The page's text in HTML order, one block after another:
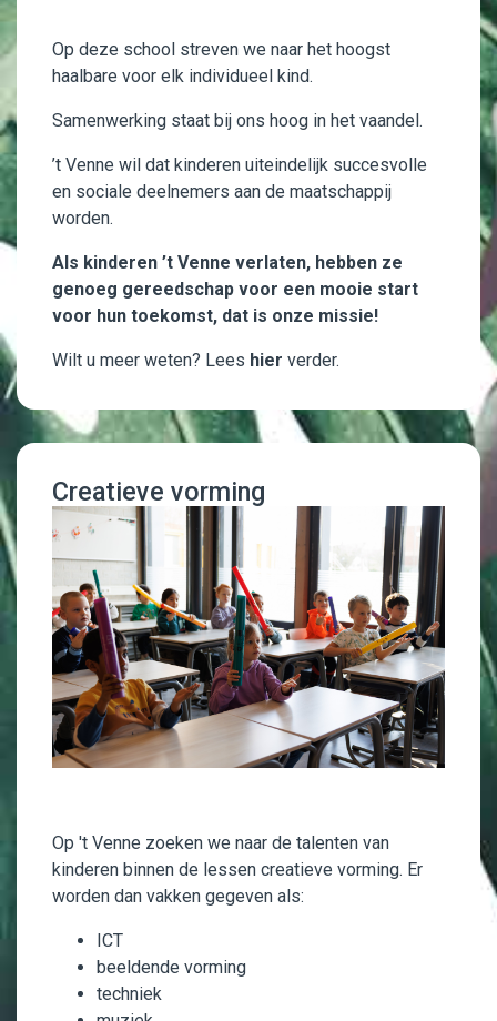
Op deze school streven we naar het hoogst
haalbare voor elk individueel kind.
Samenwerking staat bij ons hoog in het vaandel.
’t Venne wil dat kinderen uiteindelijk succesvolle
en sociale deelnemers aan de maatschappij
worden.
Als kinderen ’t Venne verlaten, hebben ze
genoeg gereedschap voor een mooie start
voor hun toekomst, dat is onze missie!
Wilt u meer weten? Lees hier verder.
Creatieve vorming
Op 't Venne zoeken we naar de talenten van
kinderen binnen de lessen creatieve vorming. Er
worden dan vakken gegeven als:
ICT
beeldende vorming
techniek